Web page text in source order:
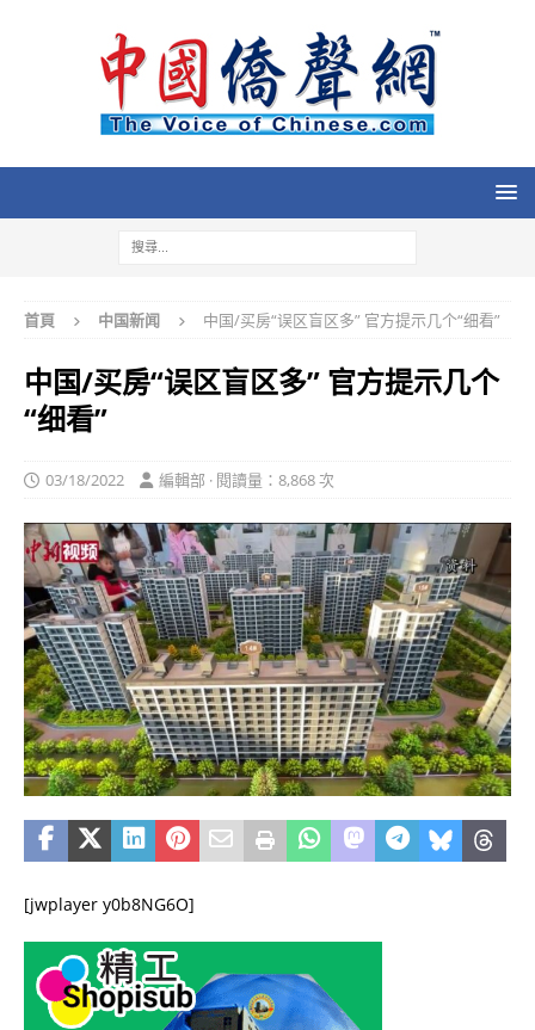
首頁 中国新闻 中国/买房“误区盲区多” 官方提示几个“细看”
中国/买房“误区盲区多” 官方提示几个
“细看”
03/18/2022 編輯部 · 閱讀量：8,868 次
[jwplayer y0b8NG6O]